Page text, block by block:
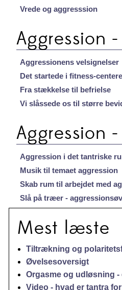
Vrede og aggresssion
Aggression
Aggressionens velsignelser
Det startede i fitness-
Fra stækkelse til befrielse
Vi slåssede os til større
Aggression
Aggression i det tantriske
Musik til temaet aggression
Skab rum til arbejdet med
Slå på træer -
Mest læste
Tiltrækning og
Øvelsesoversigt
Orgasme og udløsning
Video - hvad er tantra